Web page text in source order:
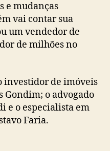
e mudanças
vai contar sua
um vendedor de
de milhões no
investidor de imóveis
Gondim; o advogado
e o especialista em
Faria.